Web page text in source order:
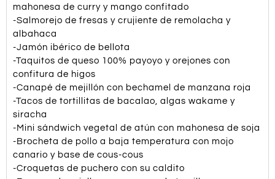
mahonesa de curry y mango confitado
-Salmorejo de fresas y crujiente de remolacha y
albahaca
-Jamón ibérico de bellota
-Taquitos de queso 100% payoyo y orejones con
confitura de higos
-Canapé de mejillón con bechamel de manzana roja
-Tacos de tortillitas de bacalao, algas wakame y
siracha
-Mini sándwich vegetal de atún con mahonesa de soja
-Brocheta de pollo a baja temperatura con mojo
canario y base de cous-cous
-Croquetas de puchero con su caldito